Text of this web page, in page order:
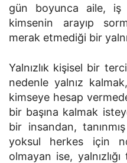
gün boyunca aile, iş
kimsenin arayıp
merak etmediği bir
Yalnızlık kişisel bir
nedenle yalnız
kimseye hesap
bir başına kalmak
bir insandan,
yoksul herkes için
olmayan ise,